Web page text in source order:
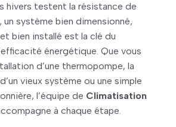
hivers testent la résistance de
un système bien dimensionné,
bien installé est la clé du
énergétique. Que vous
d’une thermopompe, la
vieux système ou une simple
l’équipe de Climatisation
à chaque étape.